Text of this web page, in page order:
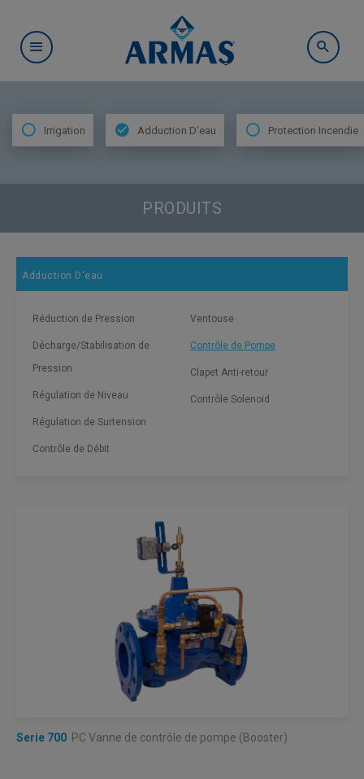
Irrigation Adduction D'eau Protection Incendie
PRODUITS
Adduction D'eau
Réduction de Pression
Décharge/Stabilisation de
Pression
Régulation de Niveau
Régulation de Surtension
Contrôle de Débit
Ventouse
Contrôle de Pompe
Clapet Anti-retour
Contrôle Solenoid
Serie 700 PC Vanne de contrôle de pompe (Booster)